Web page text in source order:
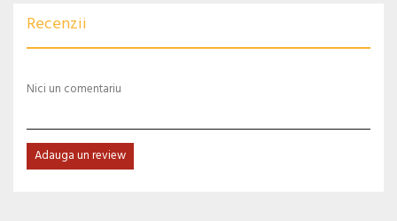
Recenzii
Nici un comentariu
Adauga un review